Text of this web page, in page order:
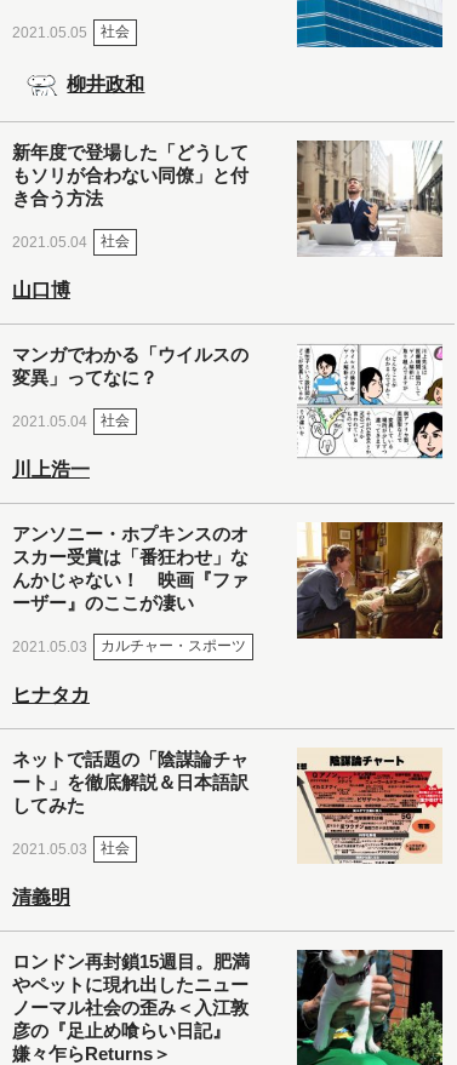
2021.05.05 社会
柳井政和
新年度で登場した「どうして
もソリが合わない同僚」と付
き合う方法
2021.05.04 社会
山口博
マンガでわかる「ウイルスの
変異」ってなに？
2021.05.04 社会
川上浩一
アンソニー・ホプキンスのオ
スカー受賞は「番狂わせ」な
んかじゃない！ 映画『ファ
ーザー』のここが凄い
2021.05.03 カルチャー・スポーツ
ヒナタカ
ネットで話題の「陰謀論チャ
ート」を徹底解説＆日本語訳
してみた
2021.05.03 社会
清義明
ロンドン再封鎖15週目。肥満
やペットに現れ出したニュー
ノーマル社会の歪み＜入江敦
彦の『足止め喰らい日記』
嫌々乍らReturns＞